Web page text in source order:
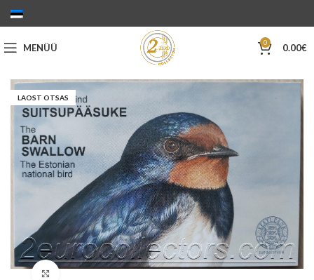
MENÜÜ 0 0.00€
LAOST OTSAS